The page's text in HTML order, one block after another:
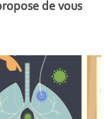
de vous